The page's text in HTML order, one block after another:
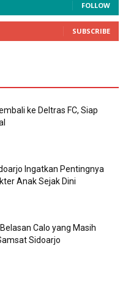
FOLLOW
SUBSCRIBE
ke Deltras FC, Siap
Ingatkan Pentingnya
Anak Sejak Dini
Calo yang Masih
Sidoarjo